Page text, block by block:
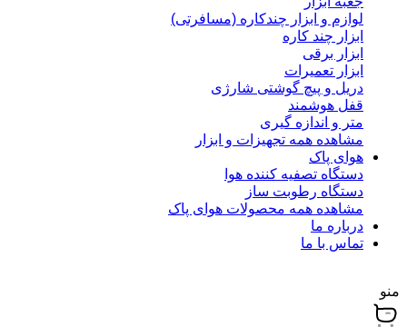
لوازم و ابزار چندکاره (مسافرتی)
ابزار چند کاره
ابزار برقی
ابزار تعمیرات
دریل و پیچ گوشتی شارژی
قفل هوشمند
متر و اندازه گیری
مشاهده همه تجهیزات و ابزار
هوای پاک
دستگاه تصفیه کننده هوا
دستگاه رطوبت ساز
مشاهده همه محصولات هوای پاک
درباره ما
تماس با ما
منو